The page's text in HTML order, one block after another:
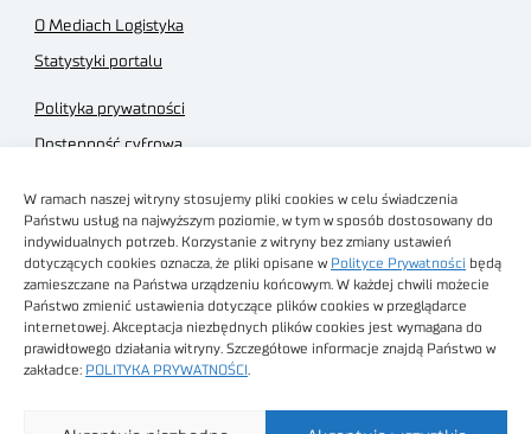
W ramach naszej witryny stosujemy pliki cookies w celu świadczenia
Państwu usług na najwyższym poziomie, w tym w sposób dostosowany do
indywidualnych potrzeb. Korzystanie z witryny bez zmiany ustawień
dotyczących cookies oznacza, że pliki opisane w Polityce Prywatności będą
zamieszczane na Państwa urządzeniu końcowym. W każdej chwili możecie
Państwo zmienić ustawienia dotyczące plików cookies w przeglądarce
internetowej. Akceptacja niezbędnych plików cookies jest wymagana do
prawidłowego działania witryny. Szczegółowe informacje znajdą Państwo w
zakładce: POLITYKA PRYWATNOŚCI
O Mediach Logistyka
Statystyki portalu
Polityka prywatności
Dostępność cyfrowa
Regulamin sklepu
Obrazy stockowe
autorstwa